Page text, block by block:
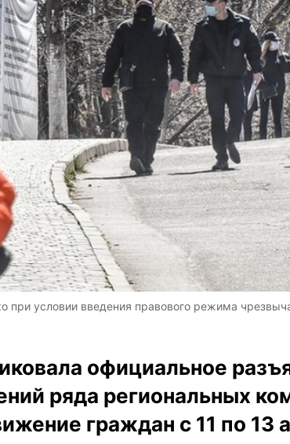
при условии введения правового режима
официальное
ряда региональных
граждан с 11 по 13